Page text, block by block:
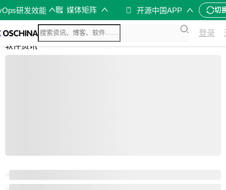
研发效能 媒体矩阵 开源中国APP 切
登录
综合
开源资讯
软件资讯